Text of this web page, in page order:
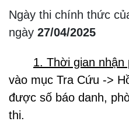
Ngày thi chính thức
ngày 27/04/2025
1. Thời gian nhận
vào mục Tra Cứu ->
được số báo danh,
thi.